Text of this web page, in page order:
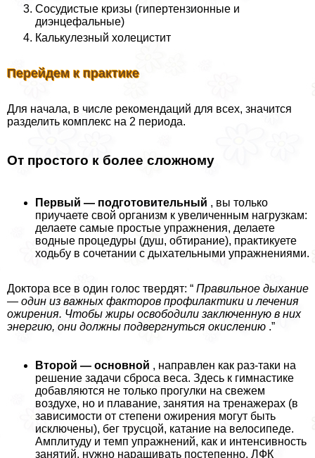
Сосудистые кризы (гипертензионные и
диэнцефальные)
Калькулезный холецистит
Перейдем к пpaктике
Для начала, в числе рекомендаций для всех, значится
разделить комплекс на 2 периода.
От простого к более сложному
Первый — подготовительный , вы только
приучаете свой организм к увеличенным нагрузкам:
делаете самые простые упражнения, делаете
водные процедуры (душ, обтирание), пpaктикуете
ходьбу в сочетании с дыхательными упражнениями.
Доктора все в один голос твердят: “ Правильное дыхание
— один из важных факторов профилактики и лечения
ожирения. Чтобы жиры освободили заключенную в них
энергию, они должны подвергнуться окислению .”
Второй — основной , направлен как раз-таки на
решение задачи сброса веса. Здесь к гимнастике
добавляются не только прогулки на свежем
воздухе, но и плавание, занятия на тренажерах (в
зависимости от степени ожирения могут быть
исключены), бег трусцой, катание на велосипеде.
Амплитуду и темп упражнений, как и интенсивность
занятий, нужно наращивать постепенно. ЛФК